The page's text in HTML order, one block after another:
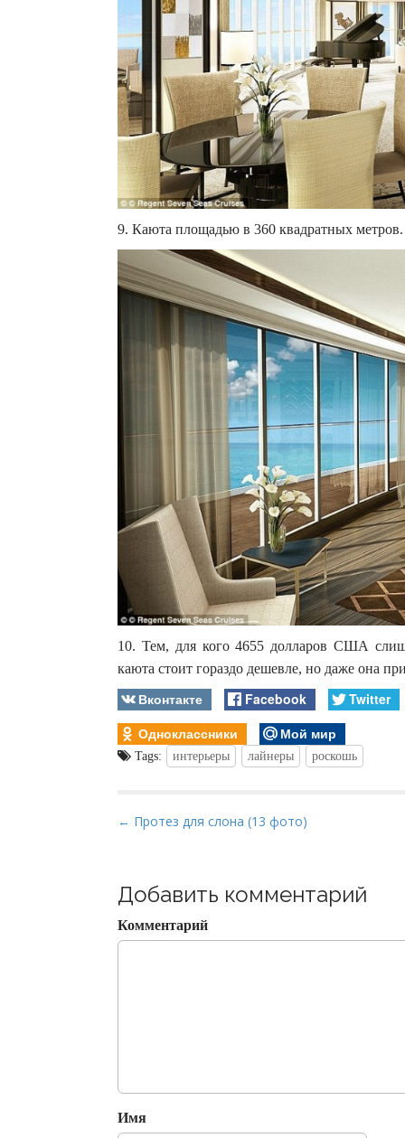
9. Каюта площадью в 360 квадратных метров.
10. Тем, для кого 4655 долларов США
каюта стоит гораздо дешевле, но даже она
Вконтакте Facebook
Twitter
Одноклассники
Мой мир
Tags: интерьеры лайнеры роскошь
P
t
n
a
n
← Протез для слона (13 фото)
Добавить комментарий
Комментарий
Имя